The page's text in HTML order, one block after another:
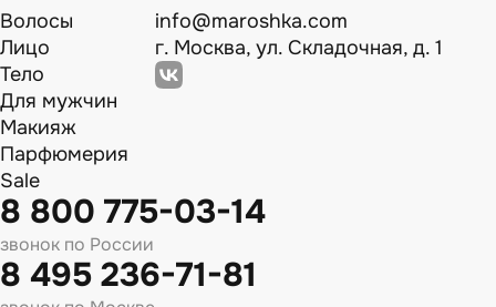
Волосы
Лицо
Тело
Для мужчин
Макияж
Парфюмерия
Sale
info@maroshka.com
г. Москва, ул. Складочная, д. 1
8 800 775-03-14
звонок по России
8 495 236-71-81